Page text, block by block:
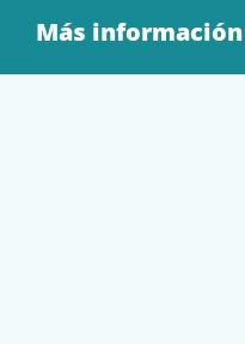
Más información